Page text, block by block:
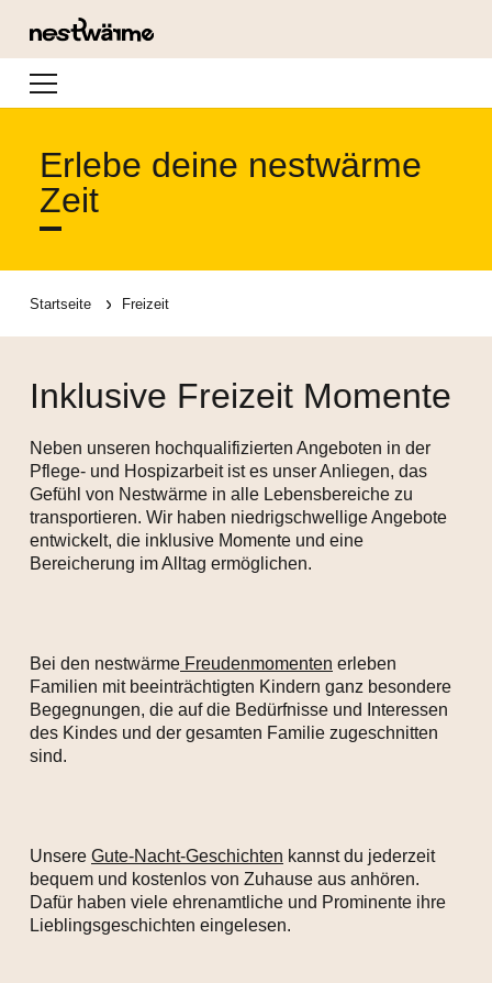
Navigation
Erlebe deine nestwärme
Zeit
Startseite Freizeit
Inklusive Freizeit Momente
Neben unseren hochqualifizierten Angeboten in der
Pflege- und Hospizarbeit ist es unser Anliegen, das
Gefühl von Nestwärme in alle Lebensbereiche zu
transportieren. Wir haben niedrigschwellige Angebote
entwickelt, die inklusive Momente und eine
Bereicherung im Alltag ermöglichen.
Bei den nestwärme Freudenmomenten erleben
Familien mit beeinträchtigten Kindern ganz besondere
Begegnungen, die auf die Bedürfnisse und Interessen
des Kindes und der gesamten Familie zugeschnitten
sind.
Unsere Gute-Nacht-Geschichten kannst du jederzeit
bequem und kostenlos von Zuhause aus anhören.
Dafür haben viele ehrenamtliche und Prominente ihre
Lieblingsgeschichten eingelesen.